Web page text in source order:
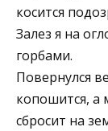
косится
Залез я на
горбами.
Повернулся
копошится, а
сбросит на